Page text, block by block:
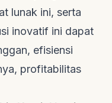
lunak ini, serta
inovatif ini dapat
efisiensi
profitabilitas